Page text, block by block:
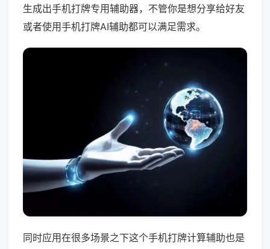
生成出手机打牌专用辅助器，不管你是想分享给好友
或者使用手机打牌AI辅助都可以满足需求。
同时应用在很多场景之下这个手机打牌计算辅助也是